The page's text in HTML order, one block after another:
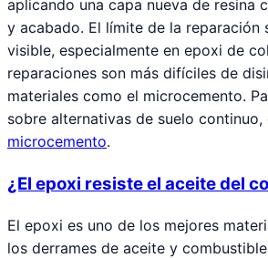
aplicando una capa nueva de resina
y acabado. El límite de la reparación
visible, especialmente en epoxi de
reparaciones son más difíciles de
materiales como el microcemento.
sobre alternativas de suelo
microcemento.
¿El epoxi resiste el aceite del
El epoxi es uno de los mejores
los derrames de aceite y